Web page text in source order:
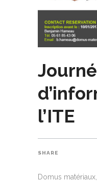
l’ITE
SHARE
Domus